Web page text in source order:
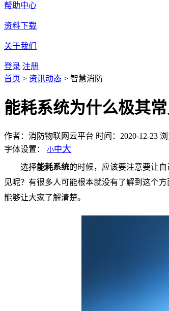
帮助中心
资料下载
关于我们
登录 注册
首页 > 资讯动态 > 智慧消防
能耗系统为什么极其常
作者：消防物联网云平台 时间：2020-12-23
字体设置： 小中大
选择能耗系统的时候，应该要注意要让
见呢？有很多人可能根本就没有了解到这个
能够让大家了解清楚。